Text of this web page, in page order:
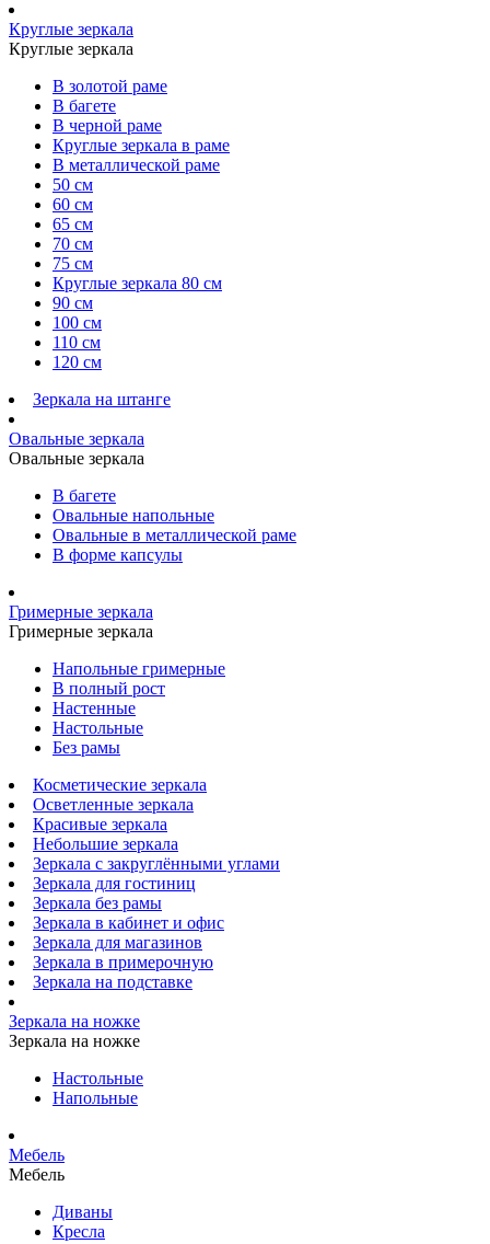
Круглые зеркала
Круглые зеркала
В золотой раме
В багете
В черной раме
Круглые зеркала в раме
В металлической раме
50 см
60 см
65 см
70 см
75 см
Круглые зеркала 80 см
90 см
100 см
110 см
120 см
Зеркала на штанге
Овальные зеркала
Овальные зеркала
В багете
Овальные напольные
Овальные в металлической раме
В форме капсулы
Гримерные зеркала
Гримерные зеркала
Напольные гримерные
В полный рост
Настенные
Настольные
Без рамы
Косметические зеркала
Осветленные зеркала
Красивые зеркала
Небольшие зеркала
Зеркала с закруглёнными углами
Зеркала для гостиниц
Зеркала без рамы
Зеркала в кабинет и офис
Зеркала для магазинов
Зеркала в примерочную
Зеркала на подставке
Зеркала на ножке
Зеркала на ножке
Настольные
Напольные
Мебель
Мебель
Диваны
Кресла